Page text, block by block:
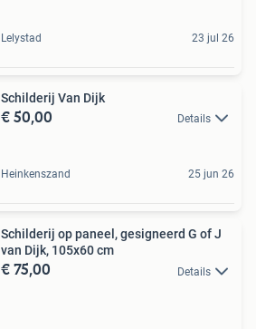
Lelystad 23 jul 26
Schilderij Van Dijk
€ 50,00 Details
Heinkenszand 25 jun 26
Schilderij op paneel, gesigneerd G of J
van Dijk, 105x60 cm
€ 75,00 Details